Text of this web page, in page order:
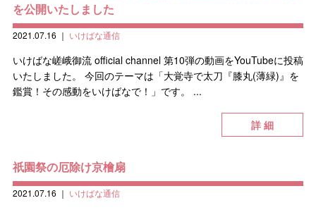
を公開いたしました
2021.07.16 ｜ いけばな通信
いけばな嵯峨御流 official channel 第10弾の動画をYouTubeに投稿
いたしました。 今回のテーマは「大覚寺で太刀『膝丸(薄緑)』を
鑑賞！その感動をいけばなで！」です。 ...
詳 細
祇園祭の厄除け京檜扇
2021.07.16 ｜ いけばな通信